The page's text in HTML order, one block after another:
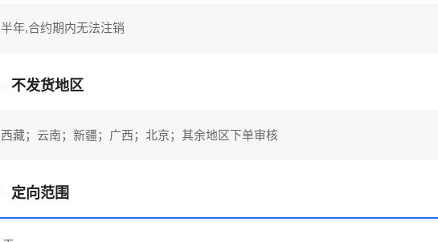
半年,合约期内无法注销
不发货地区
西藏；云南；新疆；广西；北京；其余地区下单审核
定向范围